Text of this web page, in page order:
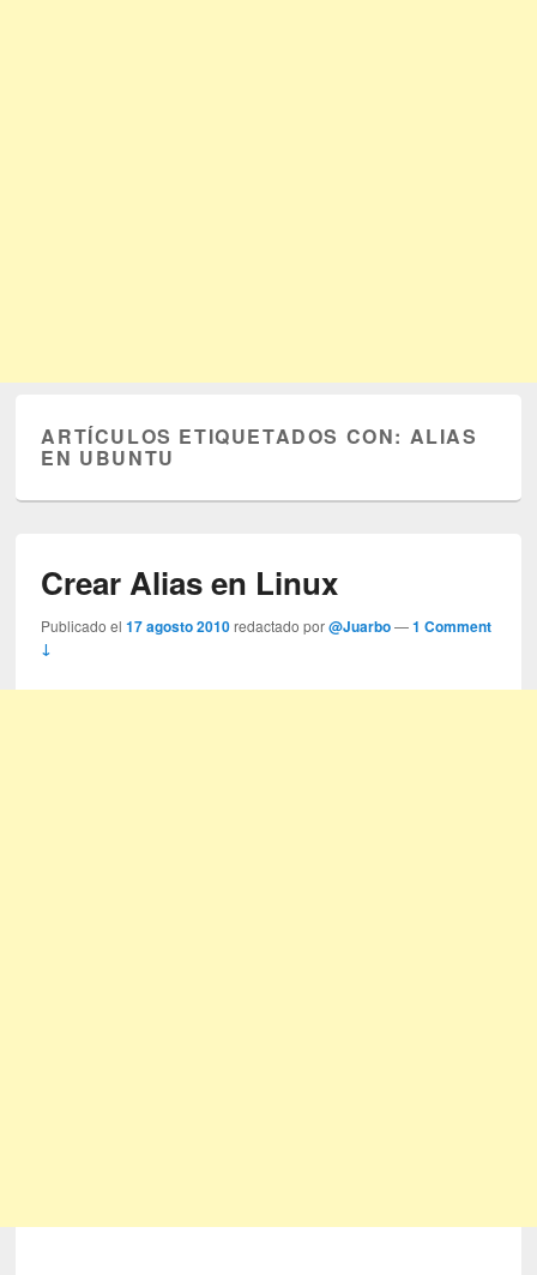
ARTÍCULOS ETIQUETADOS CON: ALIAS
EN UBUNTU
Crear Alias en Linux
Publicado el17 agosto 2010 redactado por@Juarbo —1 Comment
↓